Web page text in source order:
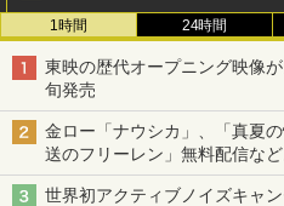
1時間 24時間
東映の歴代オープニング映像
旬発売
金ロー「ナウシカ」、「真夏
送のフリーレン」無料配信な
世界初アクティブノイズキャ